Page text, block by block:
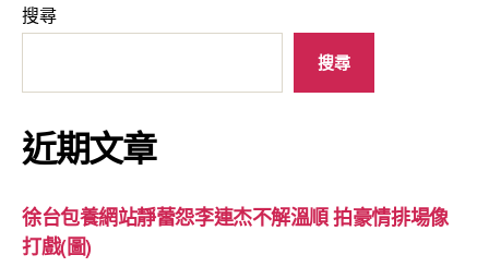
搜尋
搜尋
近期文章
徐台包養網站靜蕾怨李連杰不解溫順 拍豪情排場像
打戲(圖)